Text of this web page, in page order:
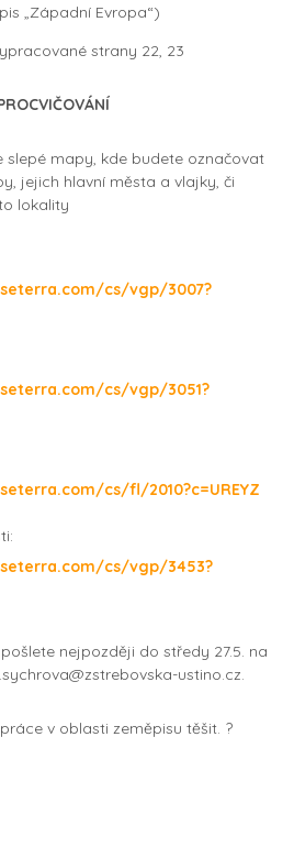
„Západní Evropa“)
strany 22, 23
slepé mapy, kde budete označovat
jejich hlavní města a vlajky, či
lokality
cs/vgp/3007?
cs/vgp/3051?
cs/fl/2010?c=UREYZ
cs/vgp/3453?
nejpozději do středy 27.5. na
ustino.cz.
v oblasti zeměpisu těšit. ?